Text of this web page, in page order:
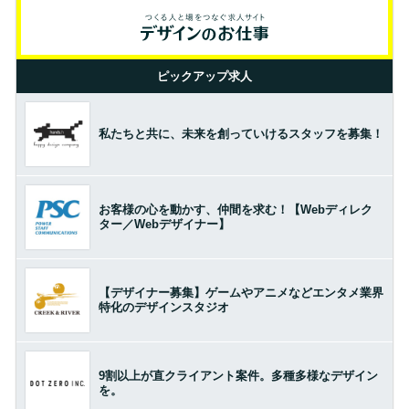
ピックアップ求人
私たちと共に、未来を創っていけるスタッフを募集！
お客様の心を動かす、仲間を求む！【Webディレク
ター／Webデザイナー】
【デザイナー募集】ゲームやアニメなどエンタメ業界
特化のデザインスタジオ
9割以上が直クライアント案件。多種多様なデザイン
を。